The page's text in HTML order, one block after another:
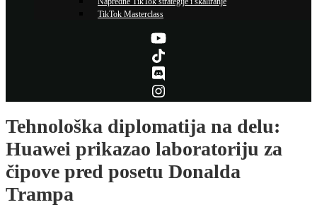
TikTok Masterclass
Tehnološka diplomatija na delu:
Huawei prikazao laboratoriju za
čipove pred posetu Donalda
Trampa